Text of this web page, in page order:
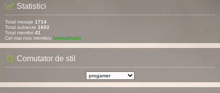
Statistici
Total mesaje 1714
Total subiecte 1602
Total membri 41
Cel mai nou membru fatimathahir
Comutator de stil